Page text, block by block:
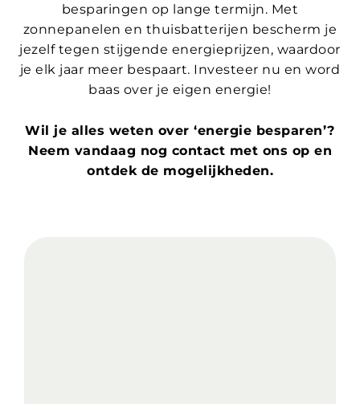
besparingen op lange termijn. Met
zonnepanelen en thuisbatterijen bescherm je
jezelf tegen stijgende energieprijzen, waardoor
je elk jaar meer bespaart. Investeer nu en word
baas over je eigen energie!
Wil je alles weten over ‘energie besparen’?
Neem vandaag nog contact met ons op en
ontdek de mogelijkheden.